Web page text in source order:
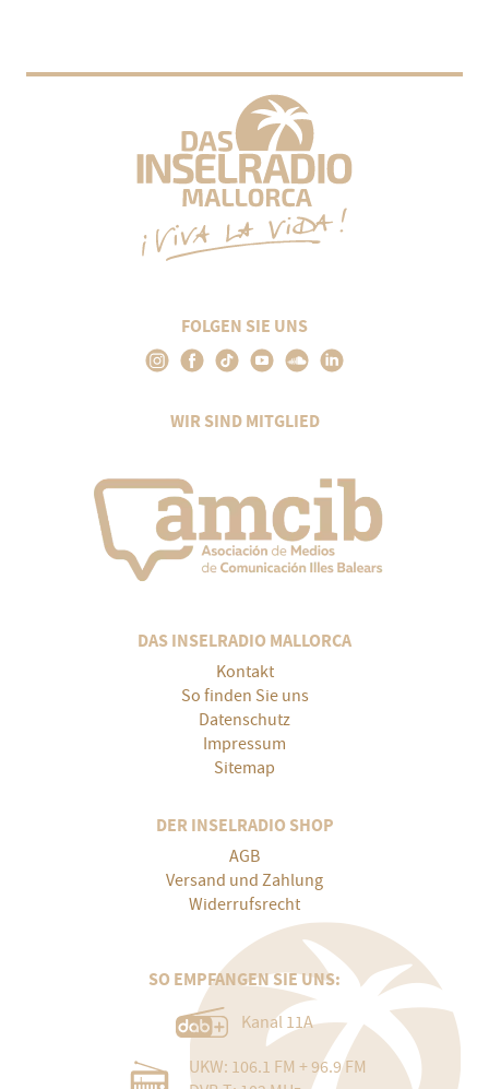
FOLGEN SIE UNS
WIR SIND MITGLIED
DAS INSELRADIO MALLORCA
Kontakt
So finden Sie uns
Datenschutz
Impressum
Sitemap
DER INSELRADIO SHOP
AGB
Versand und Zahlung
Widerrufsrecht
SO EMPFANGEN SIE UNS:
Kanal 11A
UKW: 106.1 FM + 96.9 FM